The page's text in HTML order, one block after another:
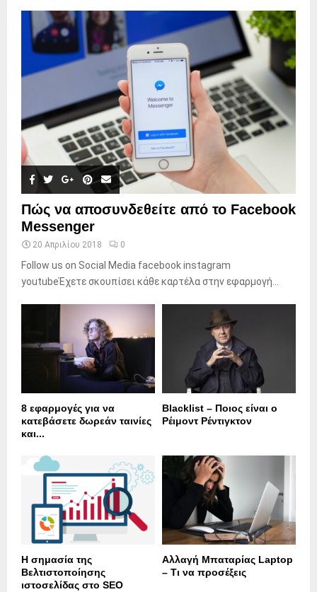
Πώς να αποσυνδεθείτε από το Facebook
Messenger
20 Απριλίου 2018 0
Follow us on Social Media facebook instagram
youtubeΈχετε σκουπίσει κάθε καρτέλα στην εφαρμογή...
8 εφαρμογές για να
κατεβάσετε δωρεάν ταινίες
και...
Blacklist – Ποιος είναι ο
Ρέιμοντ Ρέντιγκτον
Η σημασία της
Βελτιστοποίησης
ιστοσελίδας στο SEO
Αλλαγή Μπαταρίας Laptop
– Τι να προσέξεις